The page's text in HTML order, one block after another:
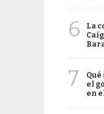
6
La
7
el
en